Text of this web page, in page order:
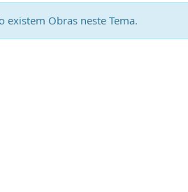
existem Obras neste Tema.